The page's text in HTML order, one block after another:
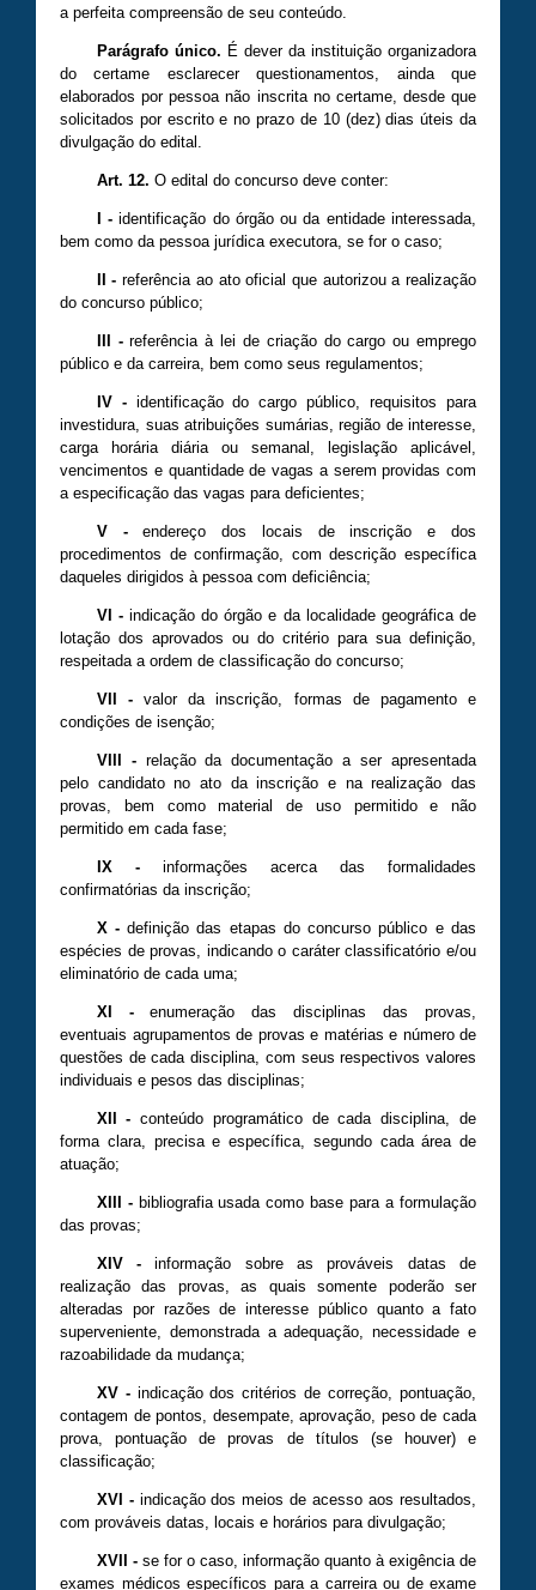
a perfeita compreensão de seu conteúdo.
Parágrafo único. É dever da instituição organizadora
do certame esclarecer questionamentos, ainda que
elaborados por pessoa não inscrita no certame, desde que
solicitados por escrito e no prazo de 10 (dez) dias úteis da
divulgação do edital.
Art. 12. O edital do concurso deve conter:
I - identificação do órgão ou da entidade interessada,
bem como da pessoa jurídica executora, se for o caso;
II - referência ao ato oficial que autorizou a realização
do concurso público;
III -referência à lei de criação do cargo ou emprego
público e da carreira, bem como seus regulamentos;
IV - identificação do cargo público, requisitos para
investidura, suas atribuições sumárias, região de interesse,
carga horária diária ou semanal, legislação aplicável,
vencimentos e quantidade de vagas a serem providas com
a especificação das vagas para deficientes;
V -endereço dos locais de inscrição e dos
procedimentos de confirmação, com descrição específica
daqueles dirigidos à pessoa com deficiência;
VI -indicação do órgão e da localidade geográfica de
lotação dos aprovados ou do critério para sua definição,
respeitada a ordem de classificação do concurso;
VII -valor da inscrição, formas de pagamento e
condições de isenção;
VIII -relação da documentação a ser apresentada
pelo candidato no ato da inscrição e na realização das
provas, bem como material de uso permitido e não
permitido em cada fase;
IX -informações acerca das formalidades
confirmatórias da inscrição;
X -definição das etapas do concurso público e das
espécies de provas, indicando o caráter classificatório e/ou
eliminatório de cada uma;
XI -enumeração das disciplinas das provas,
eventuais agrupamentos de provas e matérias e número de
questões de cada disciplina, com seus respectivos valores
individuais e pesos das disciplinas;
XII - conteúdo programático de cada disciplina, de
forma clara, precisa e específica, segundo cada área de
atuação;
XIII -bibliografia usada como base para a formulação
das provas;
XIV - informação sobre as prováveis datas de
realização das provas, as quais somente poderão ser
alteradas por razões de interesse público quanto a fato
superveniente, demonstrada a adequação, necessidade e
razoabilidade da mudança;
XV -indicação dos critérios de correção, pontuação,
contagem de pontos, desempate, aprovação, peso de cada
prova, pontuação de provas de títulos (se houver) e
classificação;
XVI -indicação dos meios de acesso aos resultados,
com prováveis datas, locais e horários para divulgação;
XVII - se for o caso, informação quanto à exigência de
exames médicos específicos para a carreira ou de exame